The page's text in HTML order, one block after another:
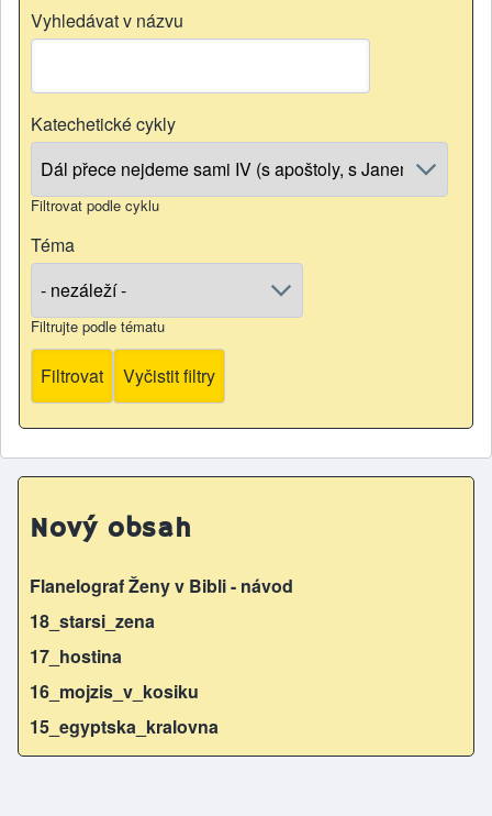
Vyhledávat v názvu
Katechetické cykly
Filtrovat podle cyklu
Téma
Filtrujte podle tématu
Nový obsah
Flanelograf Ženy v Bibli - návod
18_starsi_zena
17_hostina
16_mojzis_v_kosiku
15_egyptska_kralovna